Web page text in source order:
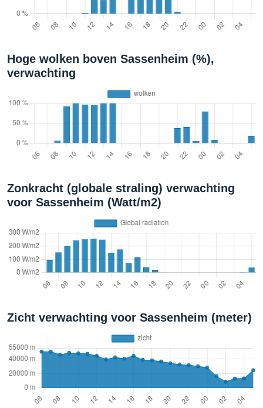
Hoge wolken boven Sassenheim (%),
verwachting
Zonkracht (globale straling) verwachting
voor Sassenheim (Watt/m2)
Zicht verwachting voor Sassenheim (meter)